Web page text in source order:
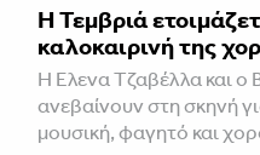
Η Τεμβριά
καλοκαιρινή της
Η Έλενα Τζαβέλλα και ο
ανεβαίνουν στη σκηνή
μουσική, φαγητό και